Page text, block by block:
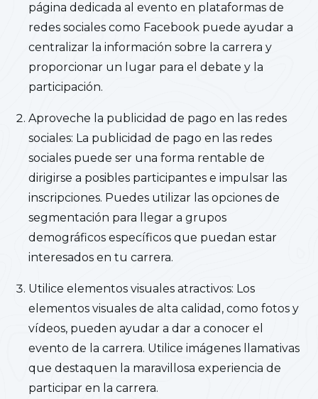
página dedicada al evento en plataformas de
redes sociales como Facebook puede ayudar a
centralizar la información sobre la carrera y
proporcionar un lugar para el debate y la
participación.
Aproveche la publicidad de pago en las redes
sociales: La publicidad de pago en las redes
sociales puede ser una forma rentable de
dirigirse a posibles participantes e impulsar las
inscripciones. Puedes utilizar las opciones de
segmentación para llegar a grupos
demográficos específicos que puedan estar
interesados en tu carrera.
Utilice elementos visuales atractivos: Los
elementos visuales de alta calidad, como fotos y
vídeos, pueden ayudar a dar a conocer el
evento de la carrera. Utilice imágenes llamativas
que destaquen la maravillosa experiencia de
participar en la carrera.